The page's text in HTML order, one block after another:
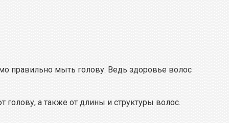
правильно мыть голову. Ведь здоровье волос
а также от длины и структуры волос.